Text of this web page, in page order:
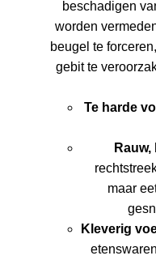
beschadigen
worden
beugel te
gebit te
Te harde
maar
Kleverig